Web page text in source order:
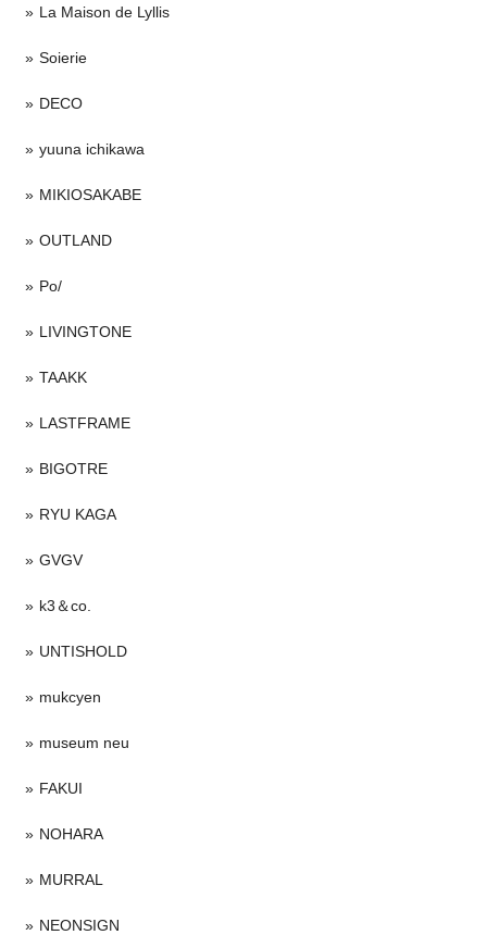
La Maison de Lyllis
Soierie
DECO
yuuna ichikawa
MIKIOSAKABE
OUTLAND
Po/
LIVINGTONE
TAAKK
LASTFRAME
BIGOTRE
RYU KAGA
GVGV
k3＆co.
UNTISHOLD
mukcyen
museum neu
FAKUI
NOHARA
MURRAL
NEONSIGN